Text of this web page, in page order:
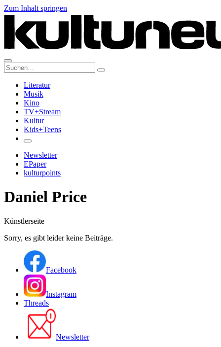
Zum Inhalt springen
Suche:
Literatur
Musik
Kino
TV+Stream
Kultur
Kids+Teens
Newsletter
EPaper
kulturpoints
Daniel Price
Künstlerseite
Sorry, es gibt leider keine Beiträge.
Facebook
Instagram
Threads
Newsletter